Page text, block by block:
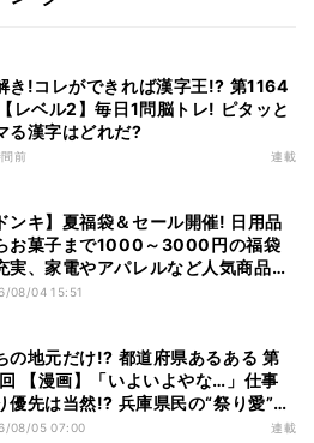
き!コレができれば漢字王!? 第1164
レベル2】毎日1問脳トレ! ピタッと
る漢字はどれだ?
前 連載
ンキ】夏福袋＆セール開催! 日用品
お菓子まで1000～3000円の福袋
実、家電やアパレルなど人気商品も
08/04 15:51
の地元だけ!? 都道府県あるある 第
【漫画】「いよいよやな…」仕事
優先は当然!? 兵庫県民の“祭り愛”が
ぎた
08/05 07:00 連載